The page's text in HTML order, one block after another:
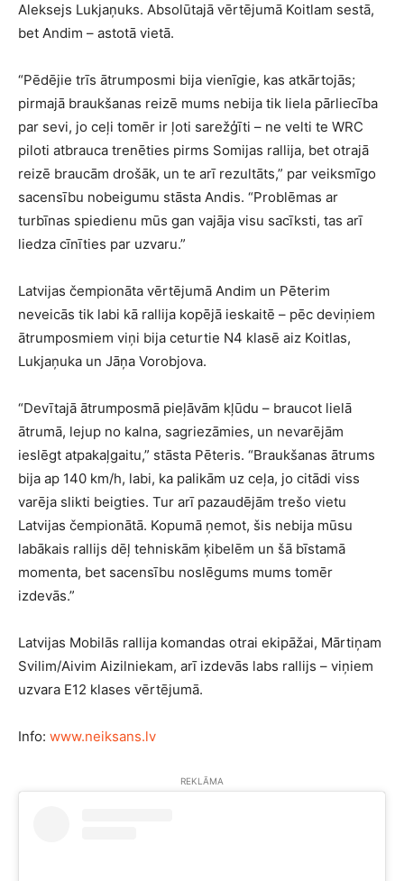
Aleksejs Lukjaņuks. Absolūtajā vērtējumā Koitlam sestā,
bet Andim – astotā vietā.
“Pēdējie trīs ātrumposmi bija vienīgie, kas atkārtojās;
pirmajā braukšanas reizē mums nebija tik liela pārliecība
par sevi, jo ceļi tomēr ir ļoti sarežģīti – ne velti te WRC
piloti atbrauca trenēties pirms Somijas rallija, bet otrajā
reizē braucām drošāk, un te arī rezultāts,” par veiksmīgo
sacensību nobeigumu stāsta Andis. “Problēmas ar
turbīnas spiedienu mūs gan vajāja visu sacīksti, tas arī
liedza cīnīties par uzvaru.”
Latvijas čempionāta vērtējumā Andim un Pēterim
neveicās tik labi kā rallija kopējā ieskaitē – pēc deviņiem
ātrumposmiem viņi bija ceturtie N4 klasē aiz Koitlas,
Lukjaņuka un Jāņa Vorobjova.
“Devītajā ātrumposmā pieļāvām kļūdu – braucot lielā
ātrumā, lejup no kalna, sagriezāmies, un nevarējām
ieslēgt atpakaļgaitu,” stāsta Pēteris. “Braukšanas ātrums
bija ap 140 km/h, labi, ka palikām uz ceļa, jo citādi viss
varēja slikti beigties. Tur arī pazaudējām trešo vietu
Latvijas čempionātā. Kopumā ņemot, šis nebija mūsu
labākais rallijs dēļ tehniskām ķibelēm un šā bīstamā
momenta, bet sacensību noslēgums mums tomēr
izdevās.”
Latvijas Mobilās rallija komandas otrai ekipāžai, Mārtiņam
Svilim/Aivim Aizilniekam, arī izdevās labs rallijs – viņiem
uzvara E12 klases vērtējumā.
Info: www.neiksans.lv
REKLĀMA